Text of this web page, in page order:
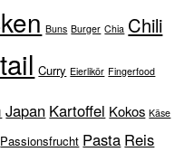
Buns Burger Chia Chili
Curry Eierlikör Fingerfood
Japan Kartoffel Kokos Käse
Passionsfrucht Pasta Reis